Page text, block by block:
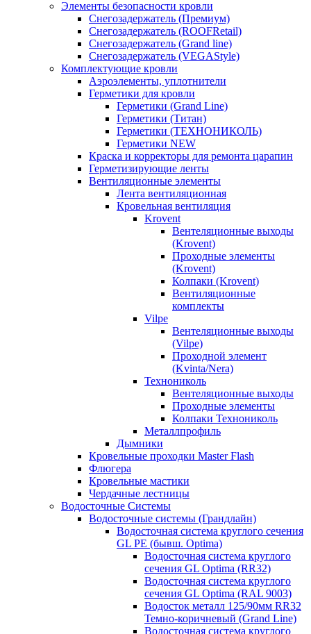
Элементы безопасности кровли
Снегозадержатель (Премиум)
Снегозадержатель (ROOFRetail)
Снегозадержатель (Grand line)
Снегозадержатель (VEGAStyle)
Комплектующие кровли
Аэроэлементы, уплотнители
Герметики для кровли
Герметики (Grand Line)
Герметики (Титан)
Герметики (ТЕХНОНИКОЛЬ)
Герметики NEW
Краска и корректоры для ремонта царапин
Герметизирующие ленты
Вентиляционные элементы
Лента вентиляционная
Кровельная вентиляция
Krovent
Вентеляционные выходы
(Krovent)
Проходные элементы
(Krovent)
Колпаки (Krovent)
Вентиляционные
комплекты
Vilpe
Вентеляционные выходы
(Vilpe)
Проходной элемент
(Kvinta/Nera)
Технониколь
Вентеляционные выходы
Проходные элементы
Колпаки Технониколь
Металлпрофиль
Дымники
Кровельные проходки Master Flash
Флюгера
Кровельные мастики
Чердачные лестницы
Водосточные Системы
Водосточные системы (Грандлайн)
Водосточная система круглого сечения
GL PE (бывш. Optima)
Водосточная система круглого
сечения GL Optima (RR32)
Водосточная система круглого
сечения GL Optima (RAL 9003)
Водосток металл 125/90мм RR32
Темно-коричневый (Grand Line)
Водосточная система круглого